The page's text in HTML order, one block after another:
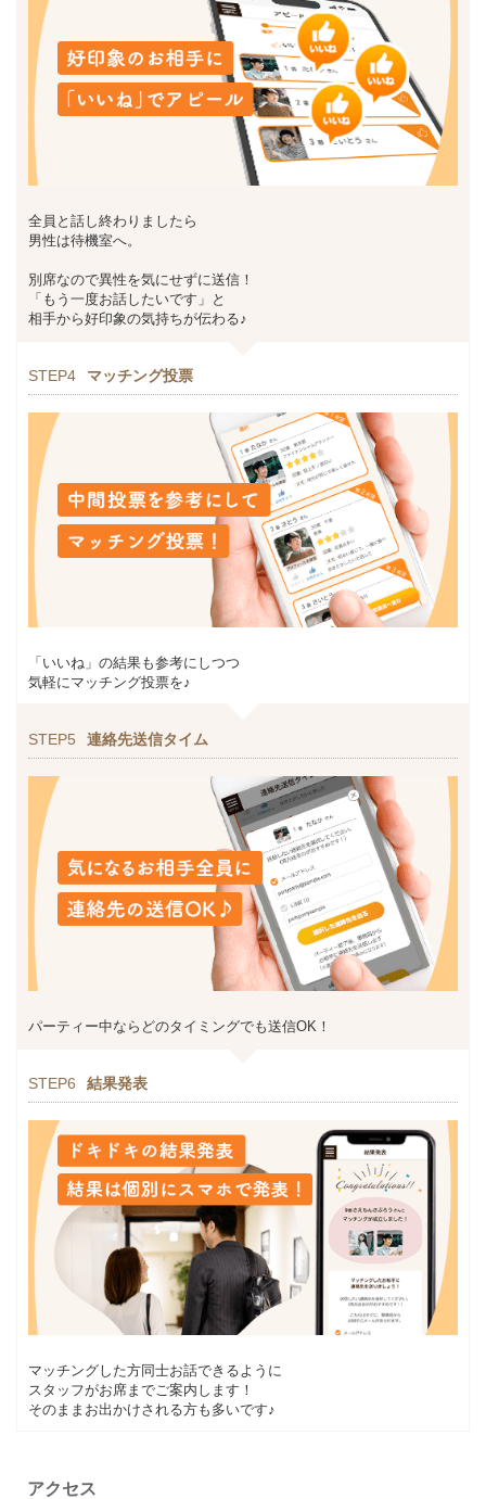
全員と話し終わりましたら
男性は待機室へ。
別席なので異性を気にせずに送信！
「もう一度お話したいです」と
相手から好印象の気持ちが伝わる♪
STEP4 マッチング投票
「いいね」の結果も参考にしつつ
気軽にマッチング投票を♪
STEP5 連絡先送信タイム
パーティー中ならどのタイミングでも送信OK！
STEP6 結果発表
マッチングした方同士お話できるように
スタッフがお席までご案内します！
そのままお出かけされる方も多いです♪
アクセス